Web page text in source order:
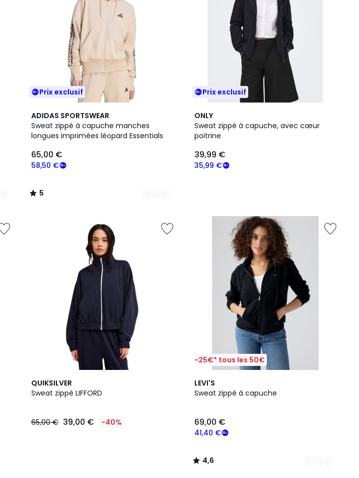
Prix exclusif
ADIDAS SPORTSWEAR
Sweat zippé à capuche manches
longues imprimées léopard Essentials
58,50 €
65,00 €
5
/
5
2
Couleurs
5
/
Prix exclusif
ONLY
Sweat zippé à capuche, avec cœur
poitrine
35,99 €
39,99 €
QUIKSILVER
Sweat zippé LIFFORD
65,00 € 39,00 € -40%
-25€* tous les 50€
LEVI'S
Sweat zippé à capuche
41,40 €
69,00 €
4,6
/ 5
2
Couleurs
4,6
/